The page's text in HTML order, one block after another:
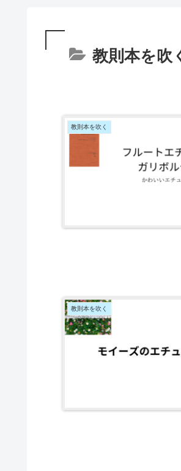
教則本を吹
教則本を吹く
教則本を吹く